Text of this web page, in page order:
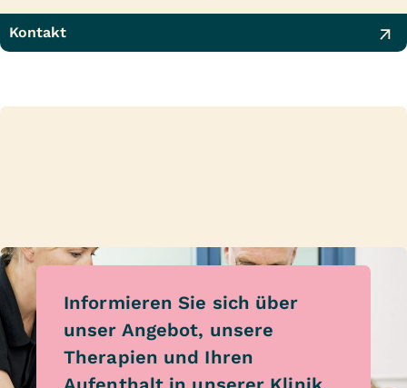
Kontakt
Informieren Sie sich über
unser Angebot, unsere
Therapien und Ihren